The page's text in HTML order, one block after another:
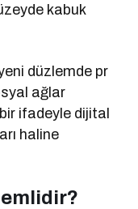
kabuk
düzlemde pr
ağlar
ifadeyle dijital
haline